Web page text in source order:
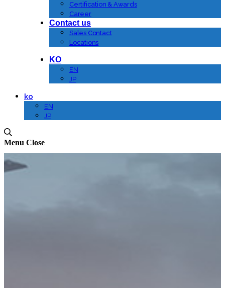
Certification & Awards
Career
Contact us
Sales Contact
Locations
KO
EN
JP
ko
EN
JP
Menu Close